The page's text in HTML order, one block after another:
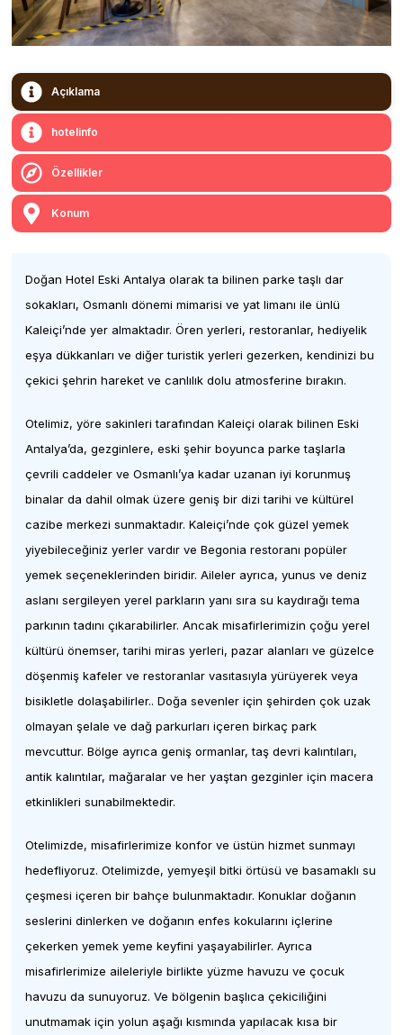
Açıklama
hotelinfo
Özellikler
Konum
Doğan Hotel Eski Antalya olarak ta bilinen parke taşlı dar
sokakları, Osmanlı dönemi mimarisi ve yat limanı ile ünlü
Kaleiçi’nde yer almaktadır. Ören yerleri, restoranlar, hediyelik
eşya dükkanları ve diğer turistik yerleri gezerken, kendinizi bu
çekici şehrin hareket ve canlılık dolu atmosferine bırakın.
Otelimiz, yöre sakinleri tarafından Kaleiçi olarak bilinen Eski
Antalya’da, gezginlere, eski şehir boyunca parke taşlarla
çevrili caddeler ve Osmanlı’ya kadar uzanan iyi korunmuş
binalar da dahil olmak üzere geniş bir dizi tarihi ve kültürel
cazibe merkezi sunmaktadır. Kaleiçi’nde çok güzel yemek
yiyebileceğiniz yerler vardır ve Begonia restoranı popüler
yemek seçeneklerinden biridir. Aileler ayrıca, yunus ve deniz
aslanı sergileyen yerel parkların yanı sıra su kaydırağı tema
parkının tadını çıkarabilirler. Ancak misafirlerimizin çoğu yerel
kültürü önemser, tarihi miras yerleri, pazar alanları ve güzelce
döşenmiş kafeler ve restoranlar vasıtasıyla yürüyerek veya
bisikletle dolaşabilirler.. Doğa sevenler için şehirden çok uzak
olmayan şelale ve dağ parkurları içeren birkaç park
mevcuttur. Bölge ayrıca geniş ormanlar, taş devri kalıntıları,
antik kalıntılar, mağaralar ve her yaştan gezginler için macera
etkinlikleri sunabilmektedir.
Otelimizde, misafirlerimize konfor ve üstün hizmet sunmayı
hedefliyoruz. Otelimizde, yemyeşil bitki örtüsü ve basamaklı su
çeşmesi içeren bir bahçe bulunmaktadır. Konuklar doğanın
seslerini dinlerken ve doğanın enfes kokularını içlerine
çekerken yemek yeme keyfini yaşayabilirler. Ayrıca
misafirlerimize aileleriyle birlikte yüzme havuzu ve çocuk
havuzu da sunuyoruz. Ve bölgenin başlıca çekiciliğini
unutmamak için yolun aşağı kısmında yapılacak kısa bir